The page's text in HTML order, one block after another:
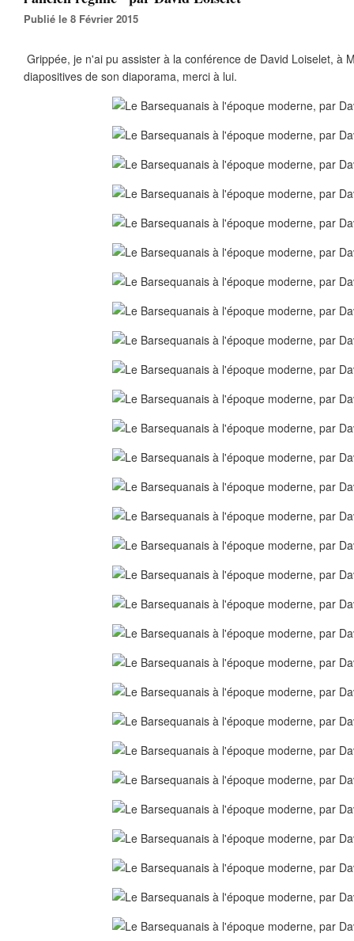
Publié le 8 Février 2015
Grippée, je n'ai pu assister à la conférence de David Loiselet, à
diapositives de son diaporama, merci à lui.